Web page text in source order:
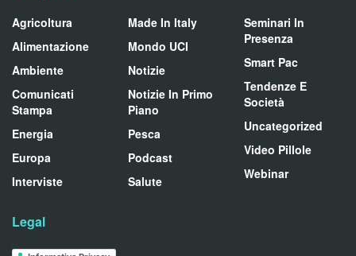
Agricoltura
Alimentazione
Ambiente
Comunicati
Stampa
Energia
Europa
Interviste
Made In Italy
Mondo UCI
Notizie
Notizie In Primo
Piano
Pesca
Podcast
Salute
Seminari In
Presenza
Smart Pac
Tendenze E
Società
Uncategorized
Video Pillole
Webinar
Legal